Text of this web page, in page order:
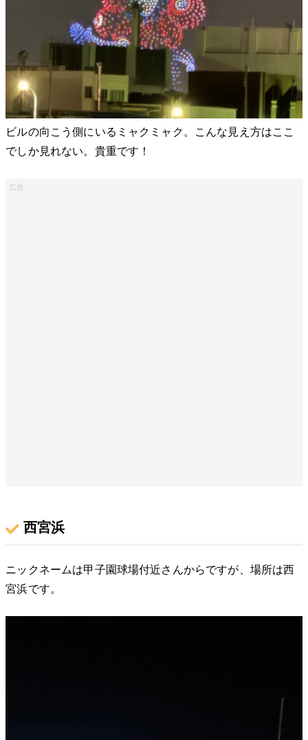
ビルの向こう側にいるミャクミャク。こんな見え方はここ
でしか見れない。貴重です！
西宮浜
ニックネームは甲子園球場付近さんからですが、場所は西
宮浜です。